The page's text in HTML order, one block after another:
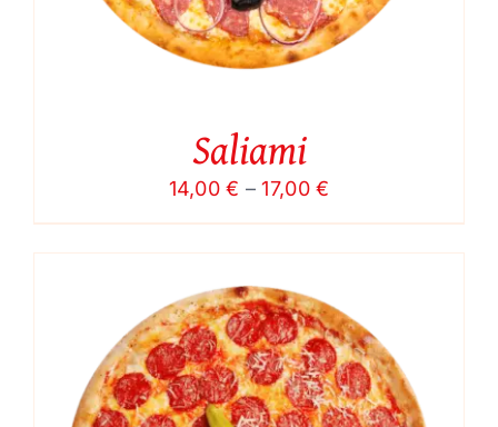
Saliami
14,00€ – 17,00€
range:
14,00 €
17,00 €